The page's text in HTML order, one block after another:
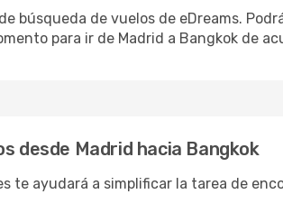
búsqueda de vuelos de eDreams.
para ir de Madrid a Bangkok de
desde Madrid hacia Bangkok
te ayudará a simplificar la tarea de